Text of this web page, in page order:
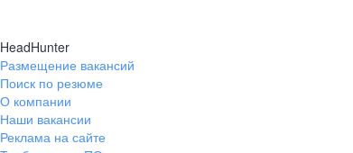
HeadHunter
Размещение вакансий
Поиск по резюме
О компании
Наши вакансии
Реклама на сайте